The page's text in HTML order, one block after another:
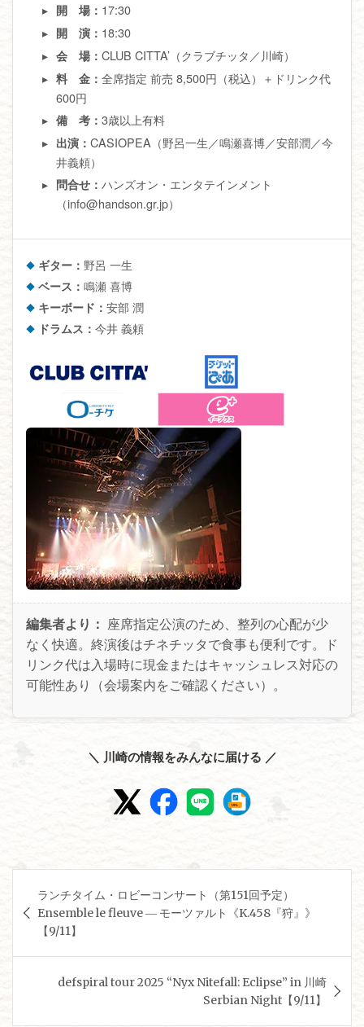
開 場： 17:30
開 演： 18:30
会 場：CLUB CITTA’（クラブチッタ／川崎）
料 金：全席指定 前売 8,500円（税込）＋ドリンク代
600円
備 考：3歳以上有料
出演：CASIOPEA（野呂一生／鳴瀬喜博／安部潤／今
井義頼）
問合せ：ハンズオン・エンタテインメント
（info@handson.gr.jp）
ギター： 野呂 一生
ベース：鳴瀬 喜博
キーボード：安部 潤
ドラムス：今井 義頼
編集者より： 座席指定公演のため、整列の心配が少
なく快適。終演後はチネチッタで食事も便利です。ド
リンク代は入場時に現金またはキャッシュレス対応の
可能性あり（会場案内をご確認ください）。
＼ 川崎の情報をみんなに届ける ／
稿
ビ
ランチタイム・ロビーコンサート（第151回予定）
Ensemble le fleuve ― モーツァルト《K.458『狩』》
【9/11】
defspiral tour 2025 “Nyx Nitefall: Eclipse” in 川崎
Serbian Night【9/11】